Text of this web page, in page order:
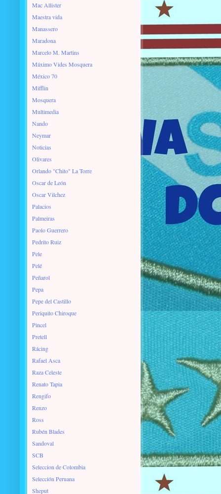
Mac Allister
Maestra vida
Manassero
Maradona
Marcelo M. Martins
Máximo Vides Mosquera
México 70
Mifflin
Mosquera
Multimedia
Nando
Neymar
Noticias
Olivares
Orlando "Chito" La Torre
Oscar de León
Oscar Vilchez
Palacios
Palmeiras
Paolo Guerrero
Pedrito Ruiz
Pele
Pelé
Peñarol
Pepa
Pepe del Castillo
Periquito Chiroque
Pincel
Pretell
Rácing
Rafael Asca
Raza Celeste
Renato Tapia
Rengifo
Renzo
Ross
Rubén Blades
Sandoval
SCB
Seleccion de Colombia
Selección Peruana
Sheput